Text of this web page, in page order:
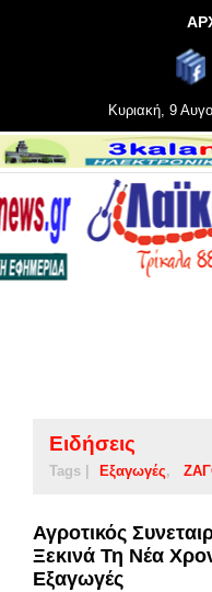
Κυριακή, 9
Ειδήσεις
Tags | Εξαγωγές
Αγροτικός
Ξεκινά Τη Νέα
Εξαγωγές